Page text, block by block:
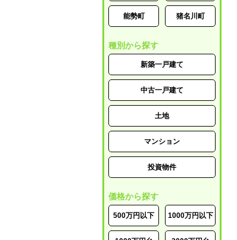
能勢町 猪名川町
種別から探す
新築一戸建て
中古一戸建て
土地
マンション
投資物件
価格から探す
500万円以下 1000万円以下